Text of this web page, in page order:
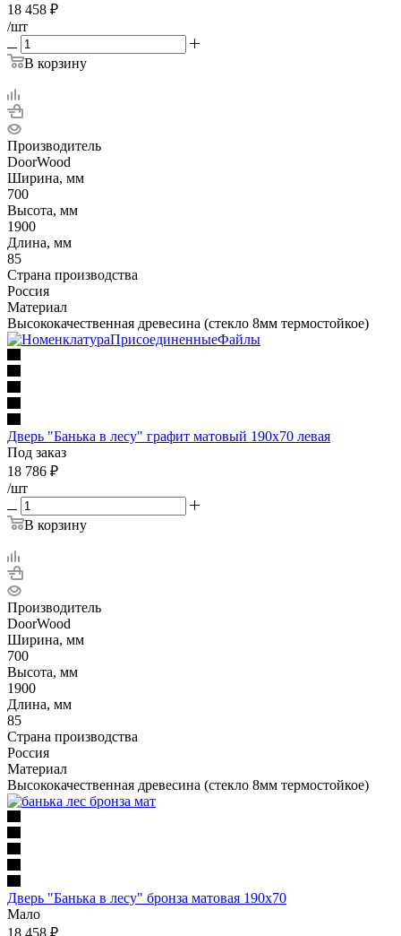
18 458 ₽
/шт
В корзину
Производитель
DoorWood
Ширина, мм
700
Высота, мм
1900
Длина, мм
85
Страна производства
Россия
Материал
Высококачественная древесина (стекло 8мм термостойкое)
Дверь "Банька в лесу" графит матовый 190х70 левая
Под заказ
18 786 ₽
/шт
В корзину
Производитель
DoorWood
Ширина, мм
700
Высота, мм
1900
Длина, мм
85
Страна производства
Россия
Материал
Высококачественная древесина (стекло 8мм термостойкое)
Дверь "Банька в лесу" бронза матовая 190х70
Мало
18 458 ₽